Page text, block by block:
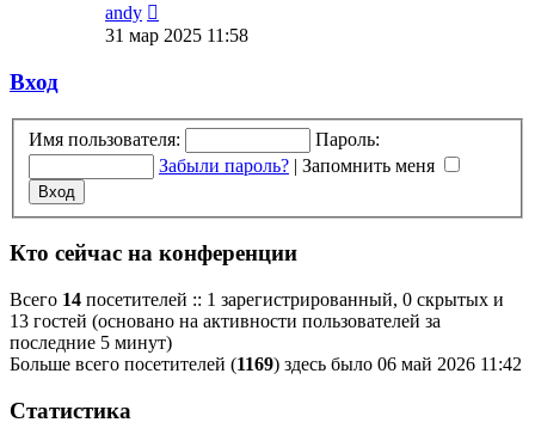
andy
к
31 мар 2025 11:58
Вход
Имя пользователя:
Пароль:
Забыли пароль? | Запомнить меня
Кто сейчас на конференции
Всего 14 посетителей :: 1 зарегистрированный, 0 скрытых и
13 гостей (основано на активности пользователей за
последние 5 минут)
Больше всего посетителей (1169) здесь было 06 май 2026 11:42
Статистика